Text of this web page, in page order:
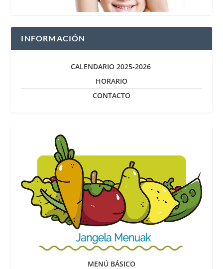
INFORMACIÓN
CALENDARIO 2025-2026
HORARIO
CONTACTO
MENÚ BÁSICO